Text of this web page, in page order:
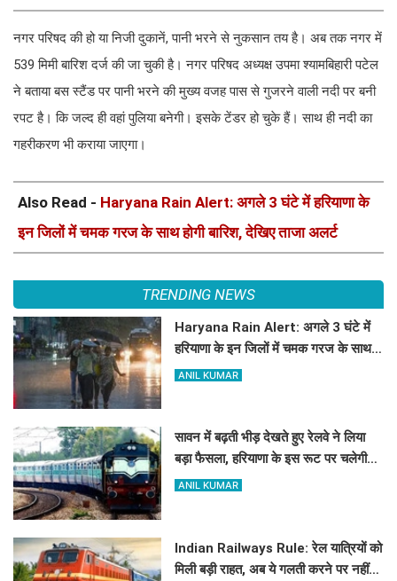
नगर परिषद की हो या निजी दुकानें, पानी भरने से नुकसान तय है। अब तक नगर में
539 मिमी बारिश दर्ज की जा चुकी है। नगर परिषद अध्यक्ष उपमा श्यामबिहारी पटेल
ने बताया बस स्टैंड पर पानी भरने की मुख्य वजह पास से गुजरने वाली नदी पर बनी
रपट है। कि जल्द ही वहां पुलिया बनेगी। इसके टेंडर हो चुके हैं। साथ ही नदी का
गहरीकरण भी कराया जाएगा।
Also Read - Haryana Rain Alert: अगले 3 घंटे में हरियाणा के
इन जिलों में चमक गरज के साथ होगी बारिश, देखिए ताजा अलर्ट
TRENDING NEWS
Haryana Rain Alert: अगले 3 घंटे में
हरियाणा के इन जिलों में चमक गरज के साथ
होगी बारिश, देखिए ताजा अलर्ट
ANIL KUMAR
सावन में बढ़ती भीड़ देखते हुए रेलवे ने लिया
बड़ा फैसला, हरियाणा के इस रूट पर चलेगी
स्पेशल ट्रेन, देखें टाइमिंग
ANIL KUMAR
Indian Railways Rule: रेल यात्रियों को
मिली बड़ी राहत, अब ये गलती करने पर नहीं